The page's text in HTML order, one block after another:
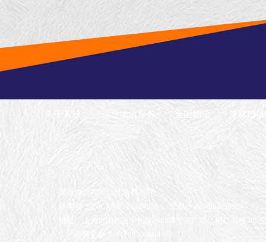
综合物流服务 英脉增
英脉物流有限公司 版权所有
备案号：沪ICP备05051249号-1
总机：400-663-9099
地址：上海市闵行区申长路1688弄中骏广场二期11号楼305室
沪公网安备 31011202008041号